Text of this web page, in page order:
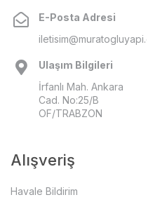
E-Posta Adresi
iletisim@muratogluyapi.com
Ulaşım Bilgileri
İrfanlı Mah. Ankara
Cad. No:25/B
OF/TRABZON
Alışveriş
Havale Bildirim